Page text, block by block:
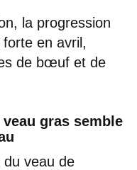
la progression
en avril,
de bœuf et de
gras semble
du veau de